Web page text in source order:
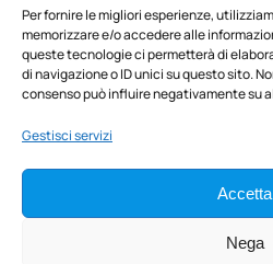
Per fornire le migliori esperienze,
memorizzare e/o accedere alle
queste tecnologie ci permetterà di
di navigazione o ID unici su questo sito.
consenso può influire negativamente su
Gestisci servizi
Accetta
Nega
Area